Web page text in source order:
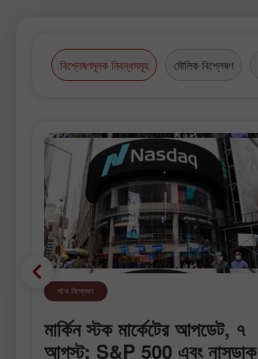
বিশ্লেষণমূলক নিবন্ধসমূহ মৌলিক বিশ্লেষণ
স্টক বিশ্লেষণ
মার্কিন স্টক মার্কেটের আপডেট, ৭
আগস্ট: S&P 500 এবং নাসডাক